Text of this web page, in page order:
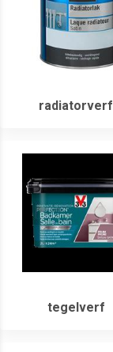
radiatorverf
tegelverf